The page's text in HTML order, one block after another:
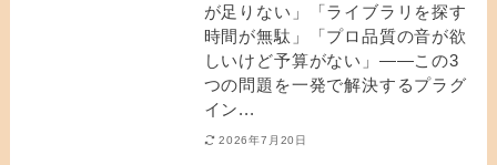
が足りない」「ライブラリを探す
時間が無駄」「プロ品質の音が欲
しいけど予算がない」——この3
つの問題を一発で解決するプラグ
イン...
2026年7月20日